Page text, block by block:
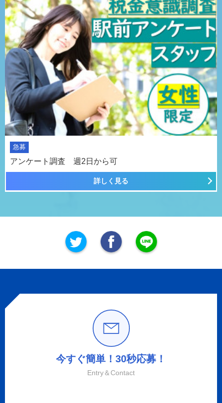
急募
アンケート調査 週2日から可
詳しく見る
今すぐ簡単！30秒応募！
Entry＆Contact